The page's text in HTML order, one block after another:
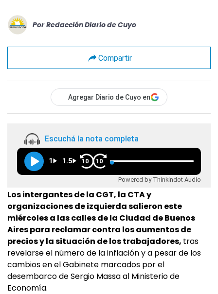
Por Redacción Diario de Cuyo
Compartir
Agregar Diario de Cuyo en
Escuchá la nota completa
1 1.5 10 10
Powered by Thinkindot Audio
Los intergantes de la CGT, la CTA y
organizaciones de izquierda salieron este
miércoles a las calles de la Ciudad de Buenos
Aires para reclamar contra los aumentos de
precios y la situación de los trabajadores, tras
revelarse el número de la inflación y a pesar de los
cambios en el Gabinete marcados por el
desembarco de Sergio Massa al Ministerio de
Economía.